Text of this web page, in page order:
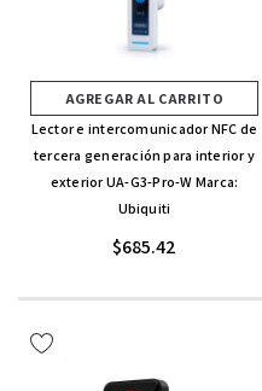
AGREGAR AL CARRITO
Lector e intercomunicador NFC de
tercera generación para interior y
exterior UA-G3-Pro-W Marca:
Ubiquiti
$685.42